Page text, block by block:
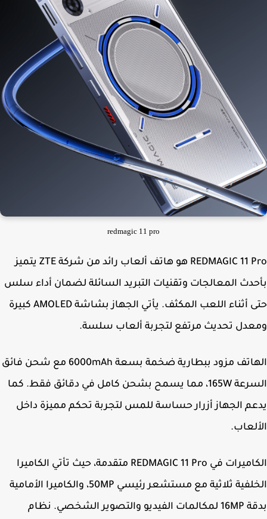
redmagic 11 pro
REDMAGIC 11 Pro هو هاتف ألعاب رائد من شركة ZTE يتميز
المعالجات وتقنيات التبريد السائلة لضمان أداء سلس
حتى أثناء اللعب المكثف. يأتي الجهاز بشاشة AMOLED كبيرة
تحديث مرتفع لتجربة ألعاب سلسة.
الهاتف مزود ببطارية ضخمة بسعة 6000mAh مع شحن فائق
السرعة 165W، مما يسمح بشحن كامل في دقائق فقط. كما
الجهاز أزرار حساسة للمس لتجربة تحكم مميزة داخل
الكاميرات في REDMAGIC 11 Pro متقدمة، حيث تأتي الكاميرا
الخلفية ثلاثية مع مستشعر رئيسي 50MP، والكاميرا الأمامية
بدقة 16MP لمكالمات الفيديو والتصوير الشخصي. نظام